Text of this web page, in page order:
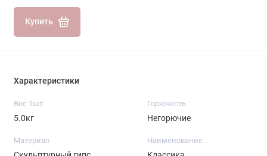
Купить
Характеристики
Вес 1шт.
5.0кг
Горючесть
Негорючие
Материал Наименование